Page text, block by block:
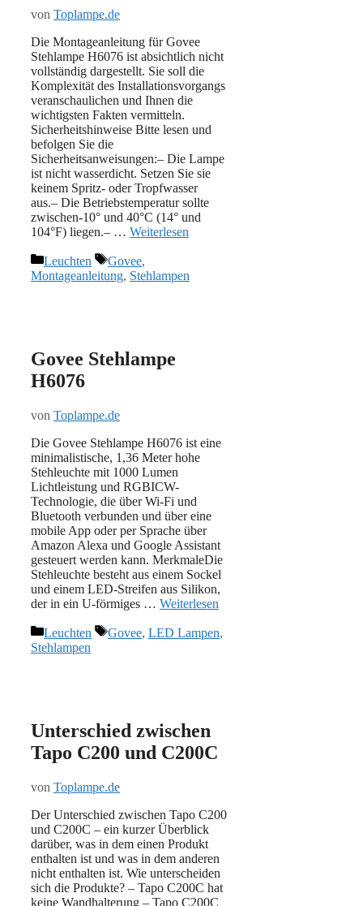
von Toplampe.de
Die Montageanleitung für Govee
Stehlampe H6076 ist absichtlich nicht
vollständig dargestellt. Sie soll die
Komplexität des Installationsvorgangs
veranschaulichen und Ihnen die
wichtigsten Fakten vermitteln.
Sicherheitshinweise Bitte lesen und
befolgen Sie die
Sicherheitsanweisungen:– Die Lampe
ist nicht wasserdicht. Setzen Sie sie
keinem Spritz- oder Tropfwasser
aus.– Die Betriebstemperatur sollte
zwischen-10° und 40°C (14° und
104°F) liegen.– … Weiterlesen
Kategorien
Leuchten Schlagwörter
Govee,
Montageanleitung, Stehlampen
Govee Stehlampe
H6076
von Toplampe.de
Die Govee Stehlampe H6076 ist eine
minimalistische, 1,36 Meter hohe
Stehleuchte mit 1000 Lumen
Lichtleistung und RGBICW-
Technologie, die über Wi-Fi und
Bluetooth verbunden und über eine
mobile App oder per Sprache über
Amazon Alexa und Google Assistant
gesteuert werden kann. MerkmaleDie
Stehleuchte besteht aus einem Sockel
und einem LED-Streifen aus Silikon,
der in ein U-förmiges … Weiterlesen
Kategorien
Leuchten Schlagwörter
Govee, LED Lampen,
Stehlampen
Unterschied zwischen
Tapo C200 und C200C
von Toplampe.de
Der Unterschied zwischen Tapo C200
und C200C – ein kurzer Überblick
darüber, was in dem einen Produkt
enthalten ist und was in dem anderen
nicht enthalten ist. Wie unterscheiden
sich die Produkte? – Tapo C200C hat
keine Wandhalterung – Tapo C200C